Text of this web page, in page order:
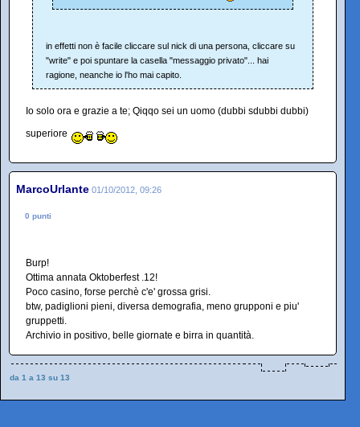
in effetti non è facile cliccare sul nick di una persona, cliccare su
"write" e poi spuntare la casella "messaggio privato"... hai
ragione, neanche io l'ho mai capito.
Io solo ora e grazie a te; Qiqqo sei un uomo (dubbi sdubbi dubbi)
superiore
MarcoUrlante 01/10/2012, 09:26
0 punti
Burp!
Ottima annata Oktoberfest .12!
Poco casino, forse perchè c'e' grossa grisi.
btw, padiglioni pieni, diversa demografia, meno grupponi e piu'
gruppetti.
Archivio in positivo, belle giornate e birra in quantità.
da 1 a 13 su 13